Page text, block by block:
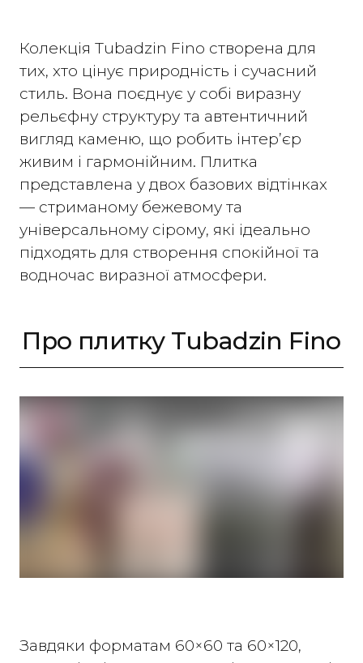
Колекція Tubadzin Fino створена для
тих, хто цінує природність і сучасний
стиль. Вона поєднує у собі виразну
рельєфну структуру та автентичний
вигляд каменю, що робить інтер’єр
живим і гармонійним. Плитка
представлена у двох базових відтінках
— стриманому бежевому та
універсальному сірому, які ідеально
підходять для створення спокійної та
водночас виразної атмосфери.
Про плитку Tubadzin Fino
Завдяки форматам 60×60 та 60×120,